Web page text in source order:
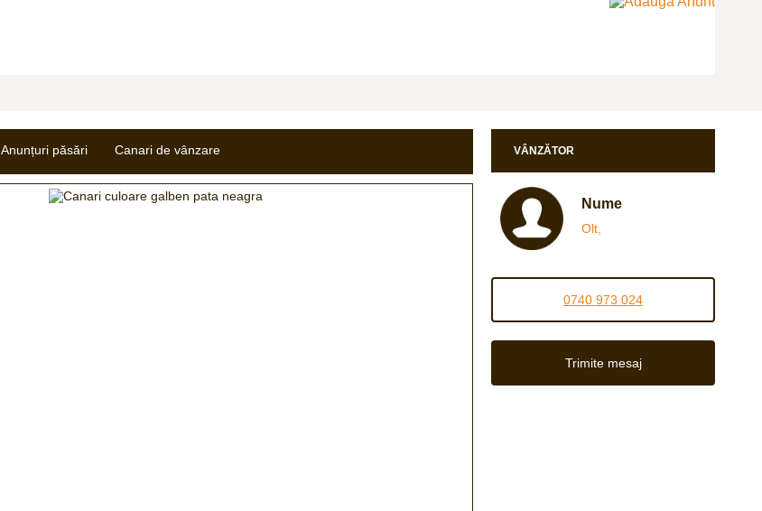
Anunțuri păsări Canari de vânzare VÂNZĂTOR
Nume
Olt,
0740 973 024
Trimite mesaj